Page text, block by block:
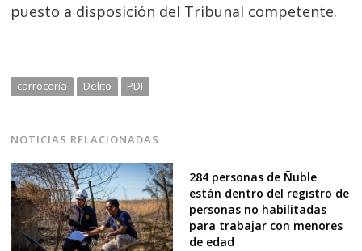
puesto a disposición del Tribunal competente.
carrocería Delito PDI
NOTICIAS RELACIONADAS
284 personas de Ñuble
están dentro del registro de
personas no habilitadas
para trabajar con menores
de edad